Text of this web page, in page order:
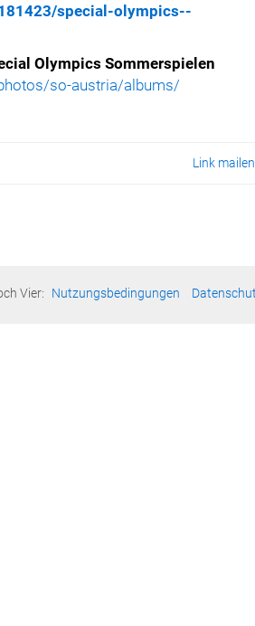
special-olympics--
Olympics Sommerspielen
so-austria/albums/
Link mailen
Vier: Nutzungsbedingungen